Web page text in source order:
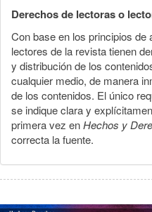
Derechos de lectoras o
Con base en los principios
lectores de la revista tienen
y distribución de los
cualquier medio, de manera
de los contenidos. El único
se indique clara y
primera vez enHechos y
correcta la fuente.